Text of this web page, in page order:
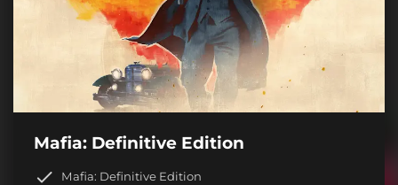
Mafia: Definitive Edition
Mafia: Definitive Edition